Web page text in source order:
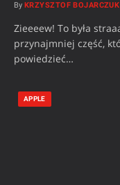
By KRZYSZTOF BOJARCZUK
Zieeeew! To była
przynajmniej część,
powiedzieć…
APPLE